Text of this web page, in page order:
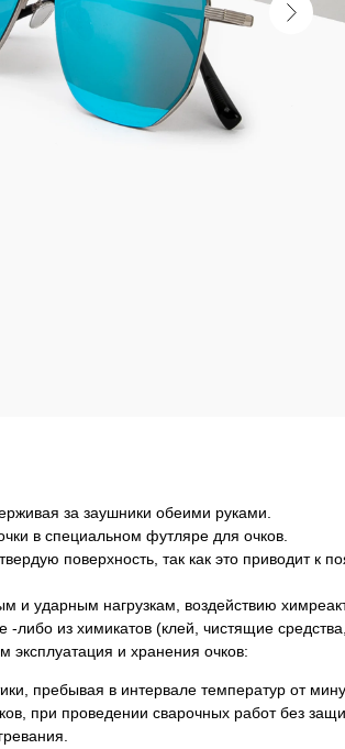
за заушники обеими руками.
в специальном футляре для очков.
поверхность, так как это приводит к
и ударным нагрузкам, воздействию
из химикатов (клей, чистящие средства,
и хранения очков:
пребывая в интервале температур от
при проведении сварочных работ без